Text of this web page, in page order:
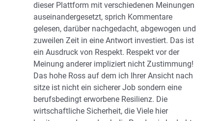
dieser Plattform mit verschiedenen Meinungen
auseinandergesetzt, sprich Kommentare
gelesen, darüber nachgedacht, abgewogen und
zuweilen Zeit in eine Antwort investiert. Das ist
ein Ausdruck von Respekt. Respekt vor der
Meinung anderer impliziert nicht Zustimmung!
Das hohe Ross auf dem ich Ihrer Ansicht nach
sitze ist nicht ein sicherer Job sondern eine
berufsbedingt erworbene Resilienz. Die
wirtschaftliche Sicherheit, die Viele hier